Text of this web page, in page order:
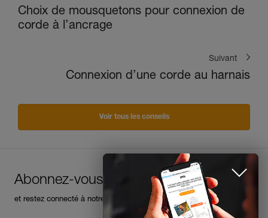
Choix de mousquetons pour connexion de
corde à l’ancrage
Suivant
Connexion d’une corde au harnais
Voir tous les conseils
Abonnez-vous à la newsletter
et restez connecté à notre actualité